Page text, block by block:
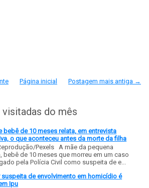
Postagem mais antiga →
Página inicial
do mês
bebê de 10 meses relata, em entrevista
o que aconteceu antes da morte da filha
Pexels A mãe da pequena
bebê de 10 meses que morreu em um caso
pela Polícia Civil como suspeita de e...
suspeita de envolvimento em homicídio é
Ipu